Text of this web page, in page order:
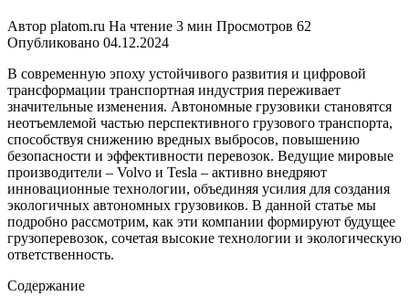
Автор platom.ru На чтение 3 мин Просмотров 62
Опубликовано 04.12.2024
В современную эпоху устойчивого развития и цифровой
трансформации транспортная индустрия переживает
значительные изменения. Автономные грузовики становятся
неотъемлемой частью перспективного грузового транспорта,
способствуя снижению вредных выбросов, повышению
безопасности и эффективности перевозок. Ведущие мировые
производители – Volvo и Tesla – активно внедряют
инновационные технологии, объединяя усилия для создания
экологичных автономных грузовиков. В данной статье мы
подробно рассмотрим, как эти компании формируют будущее
грузоперевозок, сочетая высокие технологии и экологическую
ответственность.
Содержание